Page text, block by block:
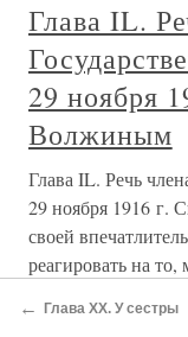
Глава IL.
29 ноября
Волжиным
Глава IL. Речь
29 ноября 1916
своей
реагировать на
предостережения
← Глава XX. У сестры